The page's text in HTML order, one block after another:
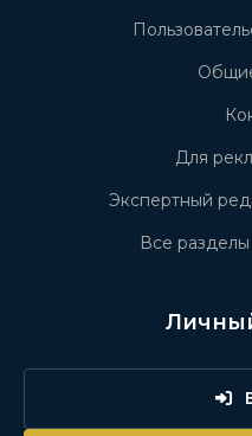
Для
Экспертный
Все